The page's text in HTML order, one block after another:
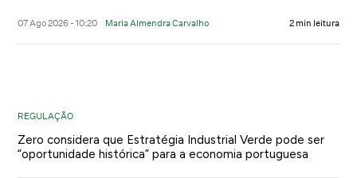
07 Ago 2026 - 10:20 Maria Almendra Carvalho 2 min leitura
REGULAÇÃO
Zero considera que Estratégia Industrial Verde pode ser
“oportunidade histórica” para a economia portuguesa